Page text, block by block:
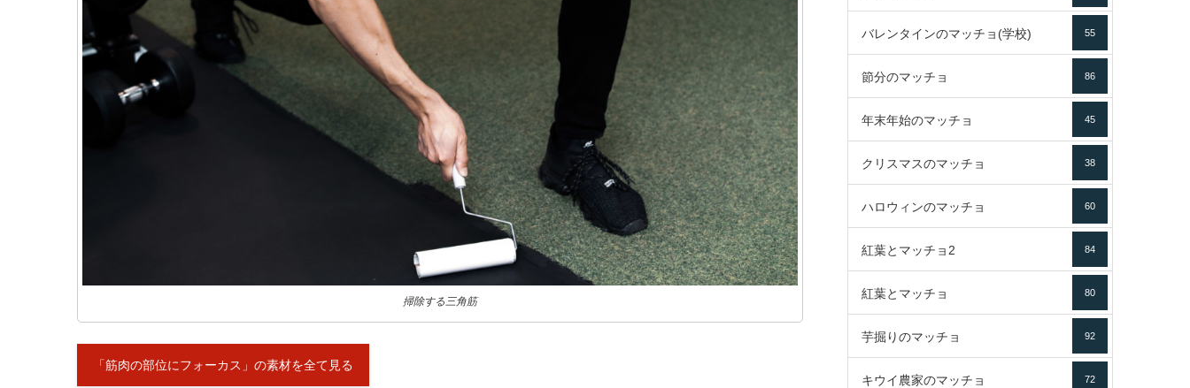
掃除する三角筋
「筋肉の部位にフォーカス」の素材を全て見る
バレンタインのマッチョ(学校) 55
節分のマッチョ 86
年末年始のマッチョ 45
クリスマスのマッチョ 38
ハロウィンのマッチョ 60
紅葉とマッチョ2 84
紅葉とマッチョ 80
芋掘りのマッチョ 92
キウイ農家のマッチョ 72